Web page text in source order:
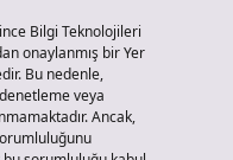
Bilgi Teknolojileri
onaylanmış bir Yer
Bu nedenle,
veya
Ancak,